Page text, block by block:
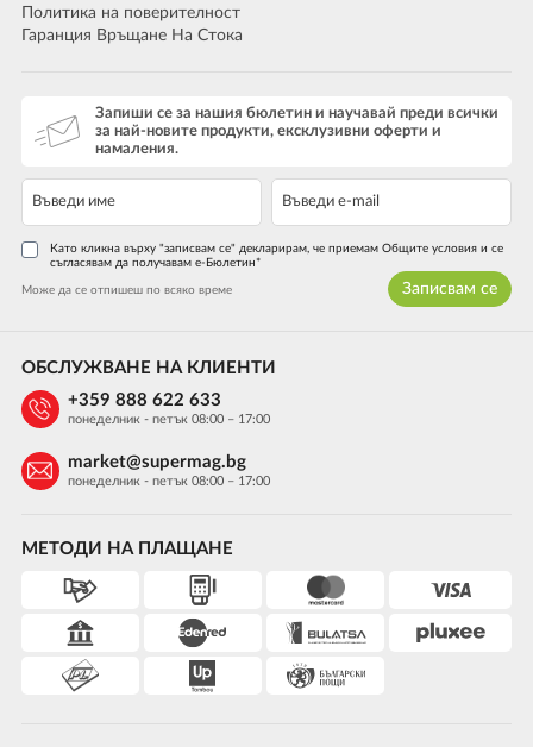
Политика на поверителност
Гаранция Връщане На Стока
Запиши се за нашия бюлетин и научавай преди всички
за най-новите продукти, ексклузивни оферти и
намаления.
Като кликна върху "записвам се" декларирам, че приемам Общите условия и се
съгласявам да получавам е-Бюлетин*
Може да се отпишеш по всяко време Записвам се
МЕТОДИ НА ПЛАЩАНЕ
ОБСЛУЖВАНЕ НА КЛИЕНТИ
+359 888 622 633
понеделник - петък 08:00 – 17:00
market@supermag.bg
понеделник - петък 08:00 – 17:00